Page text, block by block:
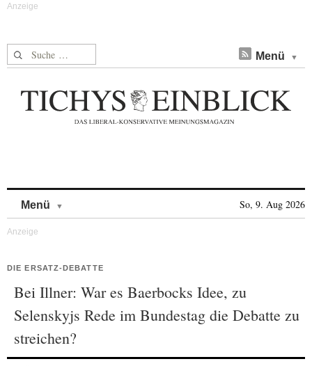
Suche nach: Menü
Menü So, 9. Aug 2026
DIE ERSATZ-DEBATTE
Bei Illner: War es Baerbocks Idee, zu
Selenskyjs Rede im Bundestag die Debatte zu
streichen?